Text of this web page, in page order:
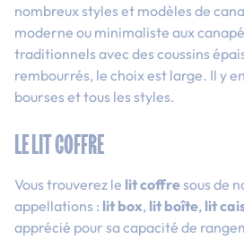
nombreux styles et modèles de
moderne ou minimaliste aux
traditionnels avec des coussins
rembourrés, le choix est large. Il y
bourses et tous les styles.
LE LIT COFFRE
Vous trouverez le lit coffresous de
appellations : lit box, lit boîte, lit
apprécié pour sa capacité de